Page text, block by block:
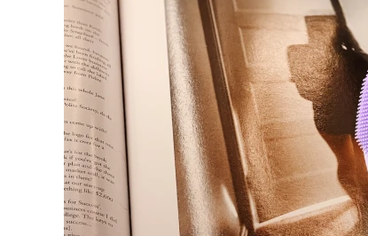
LUNA™ 4 Men
For men, anti-aging massage
LUNA™ 4 mini
For young skin, T-zone
LUNA™ 4 go
For travel or gym bag
BEAR™ 2 eyes & lips
Microcurrent line smoothing device
面部提拉护理
Premium anti-aging skincare
BEAR™ 设备
All premium facelift devices
UFO™ 3 LED
Near-infrared and red light therapy device
UFO™ 3 mini
Red light therapy device for young skin
UFO™ 3 go
Portable red light therapy
issa™ 4 plus
Smart hybrid silicone sonic toothbrush
issa™ 4 smile
Hybrid silicone sonic toothbrush
issa™ 4 baby
For ages 0-3
抗老
FAQ™ 101
Clinical anti-aging
FAQ™ 102
Advanced clinical anti-aging
LED治疗
NEW
FAQ™ 201
LED mask
FAQ™ 202
LED mask
生发
FAQ™ 301
LED hair strengthening scalp massager
肌肤年轻化
NEW
FAQ™ 501
Full-Spectrum Red Light Therapy
NEW